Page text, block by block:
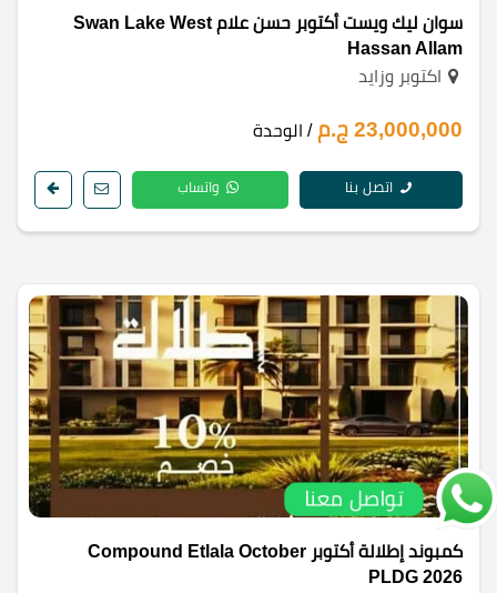
سوان ليك ويست أكتوبر حسن علام Swan Lake West
Hassan Allam
اكتوبر وزايد
23,000,000 ج.م / الوحدة
اتصل بنا واتساب
كمبوند إطلالة أكتوبر Compound Etlala October
PLDG 2026
تواصل معنا